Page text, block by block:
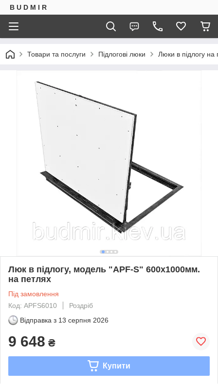
B U D M I R
Товари та послуги Підлогові люки Люки в підлогу
Люк в підлогу, модель "APF-S" 600х1000мм.
на петлях
Під замовлення
Код: APFS6010
Роздріб
Відправка з 13 серпня 2026
9 648 ₴
Купити